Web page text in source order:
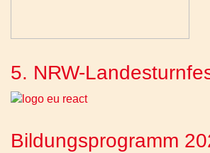
5. NRW-
Bildungsprogramm